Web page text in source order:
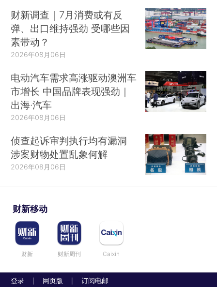
财新调查｜7月消费或有反
弹、出口维持强劲 受哪些因
素带动？
2026年08月06日
电动汽车需求高涨驱动澳洲车
市增长 中国品牌表现强劲｜
出海·汽车
2026年08月06日
侦查起诉审判执行均有漏洞
涉案财物处置乱象何解
2026年08月06日
财新移动
财新 财新周刊 Caixin
登录 网页版 订阅电邮